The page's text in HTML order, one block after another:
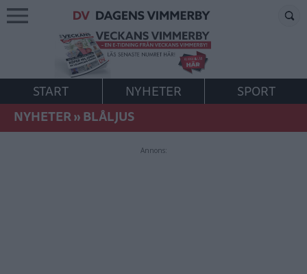
START NYHETER
SPORT
NYHETER»BLÅLJUS
Annons: